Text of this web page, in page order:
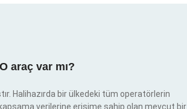
araç var mı?
Halihazırda bir ülkedeki tüm operatörlerin
verilerine erişime sahip olan mevcut bir